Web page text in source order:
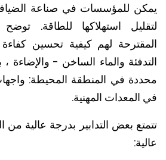
للمؤسسات في صناعة الضيافة
استهلاكها للطاقة. توضح
لهم كيفية تحسين كفاءة
والماء الساخن - والإضاءة ،
في المنطقة المحيطة: واجهات
المهنية.
بعض التدابير بدرجة عالية من